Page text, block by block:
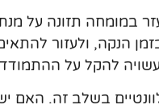
במומחה תזונה על
הנקה, ולעזור
להקל על
בשלב זה. האם